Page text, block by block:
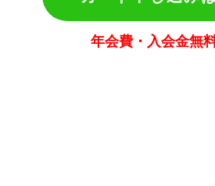
年会費・入会金無